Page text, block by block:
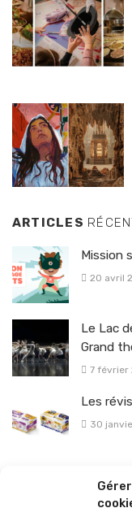
ARTICLES
Mission
20 avril
Le Lac
Grand
7 février
Les
30